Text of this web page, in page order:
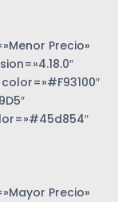
Precio»
Precio»